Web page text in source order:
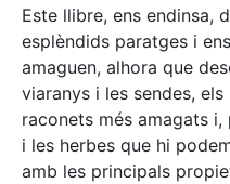
Este llibre, ens endinsa,
esplèndids paratges i
amaguen, alhora que
viaranys i les sendes,
raconets més amagats
i les herbes que hi
amb les principals